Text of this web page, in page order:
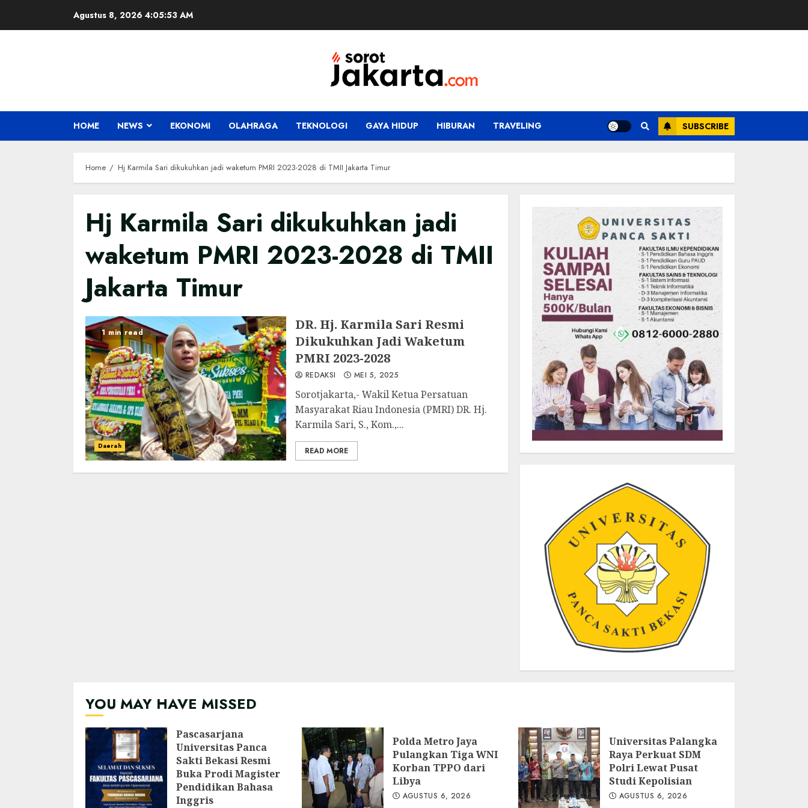
Agustus 8, 2026 4:05:53 AM
HOME NEWS EKONOMI OLAHRAGA TEKNOLOGI GAYA HIDUP HIBURAN TRAVELING SUBSCRIBE
Home Hj Karmila Sari dikukuhkan jadi waketum PMRI 2023-2028 di TMII Jakarta Timur
Hj Karmila Sari dikukuhkan jadi
waketum PMRI 2023-2028 di TMII
Jakarta Timur
1 min read
Daerah
DR. Hj. Karmila Sari Resmi
Dikukuhkan Jadi Waketum
PMRI 2023-2028
REDAKSI MEI 5, 2025
Sorotjakarta,- Wakil Ketua Persatuan
Masyarakat Riau Indonesia (PMRI) DR. Hj.
Karmila Sari, S., Kom.,...
READ MORE
YOU MAY HAVE MISSED
Pascasarjana
Universitas Panca
Sakti Bekasi Resmi
Buka Prodi Magister
Pendidikan Bahasa
Inggris
Polda Metro Jaya
Pulangkan Tiga WNI
Korban TPPO dari
Libya
AGUSTUS 6, 2026
Universitas Palangka
Raya Perkuat SDM
Polri Lewat Pusat
Studi Kepolisian
AGUSTUS 6, 2026